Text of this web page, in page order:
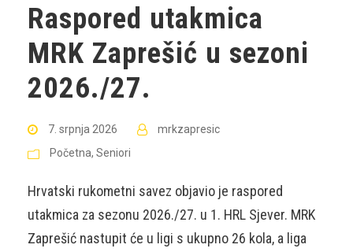
Raspored utakmica
MRK Zaprešić u sezoni
2026./27.
7. srpnja 2026
mrkzapresic
Početna, Seniori
Hrvatski rukometni savez objavio je raspored
utakmica za sezonu 2026./27. u 1. HRL Sjever. MRK
Zaprešić nastupit će u ligi s ukupno 26 kola, a liga